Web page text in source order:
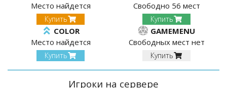
Место найдется
Купить
Свободно 56 мест
Купить
COLOR
Место найдется
Купить
GAMEMENU
Свободных мест нет
Купить
Игроки на сервере